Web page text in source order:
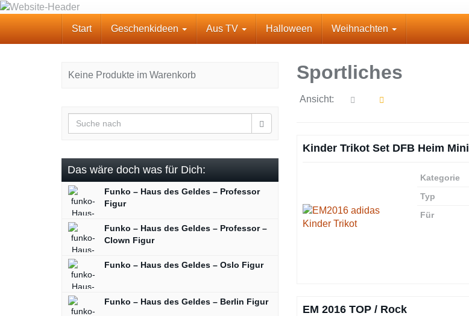
Skip
content
Start Geschenkideen Aus TV Halloween Weihnachten
Sportliches
Ansicht:
Kinder Trikot Set DFB Heim Mini
Kategorie
Typ
Für
EM 2016 TOP / Rock
Keine Produkte im Warenkorb
Das wäre doch was für Dich:
Funko – Haus des Geldes – Professor
Figur
Funko – Haus des Geldes – Professor –
Clown Figur
Funko – Haus des Geldes – Oslo Figur
Funko – Haus des Geldes – Berlin Figur